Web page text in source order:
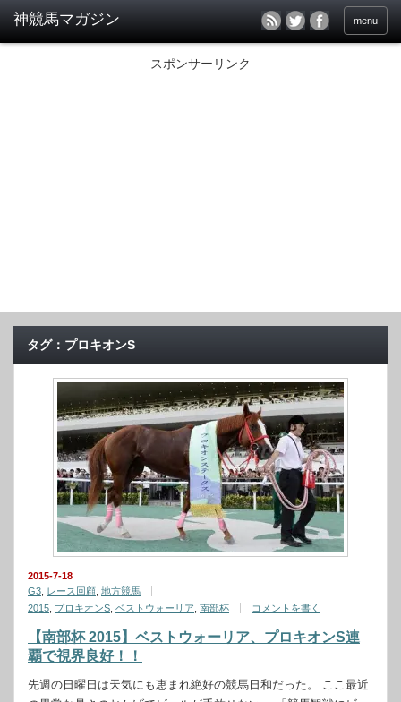
menu
スポンサーリンク
タグ：プロキオンS
2015-7-18
G3 レース回顧 地方競馬
2015 プロキオンS ベストウォーリア 南部杯 コメントを書く
【南部杯 2015】ベストウォーリア、プロキオンS連
覇で視界良好！！
先週の日曜日は天気にも恵まれ絶好の競馬日和だった。 ここ最近